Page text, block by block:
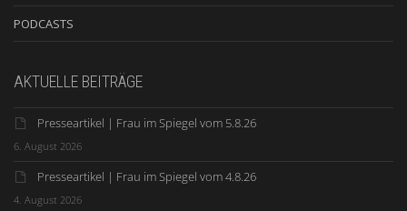
PODCASTS
AKTUELLE BEITRÄGE
Presseartikel | Frau im Spiegel vom 5.8.26
6. August 2026
Presseartikel | Frau im Spiegel vom 4.8.26
4. August 2026